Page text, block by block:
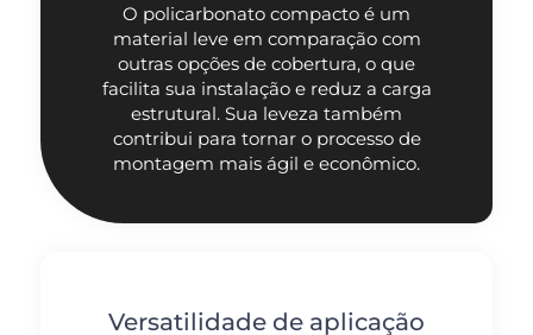
O policarbonato compacto é um
material leve em comparação com
outras opções de cobertura, o que
facilita sua instalação e reduz a carga
estrutural. Sua leveza também
contribui para tornar o processo de
montagem mais ágil e econômico.
Versatilidade de aplicação